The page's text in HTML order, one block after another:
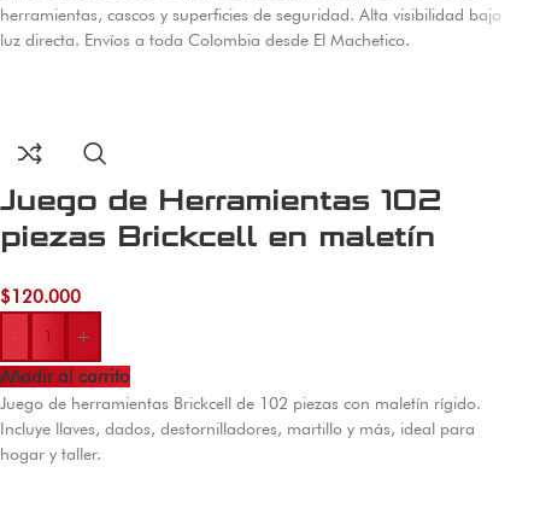
herramientas, cascos y superficies de seguridad. Alta visibilidad bajo
luz directa. Envíos a toda Colombia desde El Machetico.
Juego de Herramientas 102
piezas Brickcell en maletín
$120.000
-
+
Añadir al carrito
Juego de herramientas Brickcell de 102 piezas con maletín rígido.
Incluye llaves, dados, destornilladores, martillo y más, ideal para
hogar y taller.